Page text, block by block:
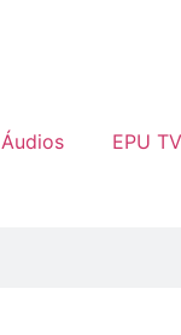
Áudios EPU TV